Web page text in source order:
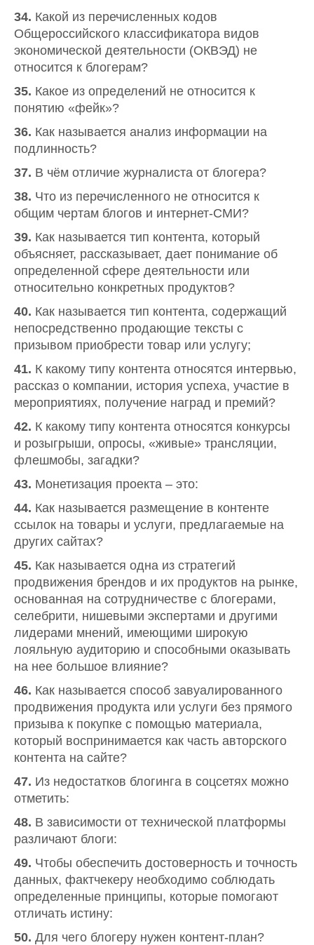
34. Какой из перечисленных кодов
Общероссийского классификатора видов
экономической деятельности (ОКВЭД) не
относится к блогерам?
35. Какое из определений не относится к
понятию «фейк»?
36. Как называется анализ информации на
подлинность?
37. В чём отличие журналиста от блогера?
38. Что из перечисленного не относится к
общим чертам блогов и интернет-СМИ?
39. Как называется тип контента, который
объясняет, рассказывает, дает понимание об
определенной сфере деятельности или
относительно конкретных продуктов?
40. Как называется тип контента, содержащий
непосредственно продающие тексты с
призывом приобрести товар или услугу;
41. К какому типу контента относятся интервью,
рассказ о компании, история успеха, участие в
мероприятиях, получение наград и премий?
42. К какому типу контента относятся конкурсы
и розыгрыши, опросы, «живые» трансляции,
флешмобы, загадки?
43. Монетизация проекта – это:
44. Как называется размещение в контенте
ссылок на товары и услуги, предлагаемые на
других сайтах?
45. Как называется одна из стратегий
продвижения брендов и их продуктов на рынке,
основанная на сотрудничестве с блогерами,
селебрити, нишевыми экспертами и другими
лидерами мнений, имеющими широкую
лояльную аудиторию и способными оказывать
на нее большое влияние?
46. Как называется способ завуалированного
продвижения продукта или услуги без прямого
призыва к покупке с помощью материала,
который воспринимается как часть авторского
контента на сайте?
47. Из недостатков блогинга в соцсетях можно
отметить:
48. В зависимости от технической платформы
различают блоги:
49. Чтобы обеспечить достоверность и точность
данных, фактчекеру необходимо соблюдать
определенные принципы, которые помогают
отличать истину:
50. Для чего блогеру нужен контент-план?